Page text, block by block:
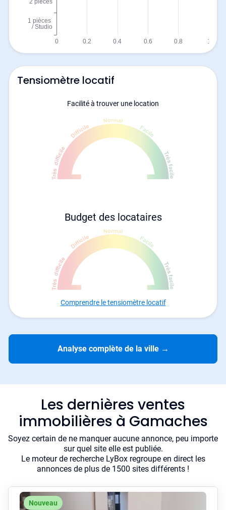
Tensiomètre locatif
Facilité à trouver une location
Budget des locataires
Comprendre le tensiomètre locatif
Analyse complète de la ville →
Les dernières ventes
immobilières à Gamaches
Soyez certain de ne manquer aucune annonce, peu importe
sur quel site elle est publiée.
Le moteur de recherche LyBox regroupe en direct les
annonces de plus de 1500 sites différents !
Nouveau